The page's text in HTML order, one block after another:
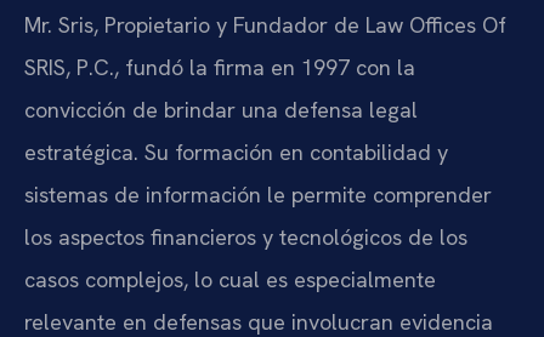
Mr. Sris, Propietario y Fundador de Law Offices Of
SRIS, P.C., fundó la firma en 1997 con la
convicción de brindar una defensa legal
estratégica. Su formación en contabilidad y
sistemas de información le permite comprender
los aspectos financieros y tecnológicos de los
casos complejos, lo cual es especialmente
relevante en defensas que involucran evidencia